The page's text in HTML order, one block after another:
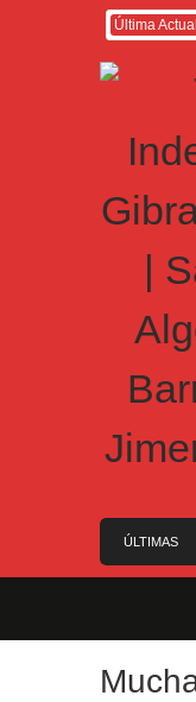
Última
ÚLTIMAS
¡Manténgase
al